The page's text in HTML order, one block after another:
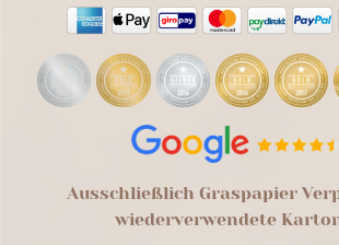
Ausschließlich Graspapier
wiederverwendete